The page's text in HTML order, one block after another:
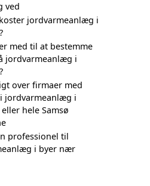
ved
jordvarmeanlæg i
med til at bestemme
jordvarmeanlæg i
over firmaer med
jordvarmeanlæg i
hele Samsø
professionel til
i byer nær